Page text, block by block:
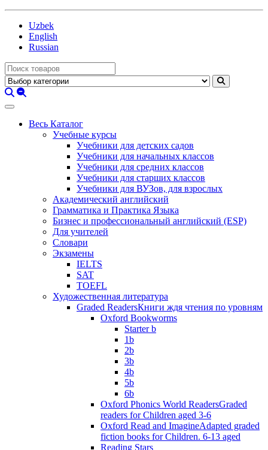
Uzbek
English
Russian
Весь Каталог
Учебные курсы
Учебники для детских садов
Учебники для начальных классов
Учебники для средних классов
Учебники для старших классов
Учебники для ВУЗов, для взрослых
Академический английский
Грамматика и Практика Языка
Бизнес и профессиональный английский (ESP)
Для учителей
Словари
Экзамены
IELTS
SAT
TOEFL
Художественная литература
Graded ReadersКниги ждя чтения по уровням
Oxford Bookworms
Starter b
1b
2b
3b
4b
5b
6b
Oxford Phonics World ReadersGraded
readers for Children aged 3-6
Oxford Read and ImagineAdapted graded
fiction books for Children. 6-13 aged
Reading Stars